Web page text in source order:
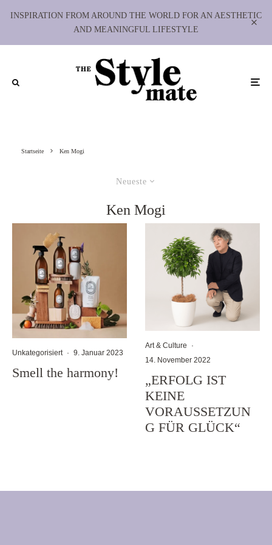
INSPIRATION FROM AROUND THE WORLD FOR AN AESTHETIC
AND MEANINGFUL LIFESTYLE
Startseite Ken Mogi
Neueste
Ken Mogi
Unkategorisiert · 9. Januar 2023
Smell the harmony!
Art & Culture
·
14. November 2022
„ERFOLG IST
KEINE
VORAUSSETZUN
G FÜR GLÜCK“